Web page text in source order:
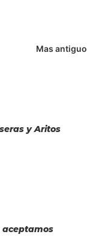
Mas antiguo
y Aritos
aceptamos